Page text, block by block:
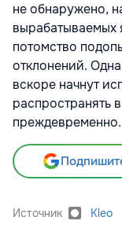
не обнаружено,
вырабатываемых
потомство
отклонений.
вскоре начнут
распространять
преждевременно.
Источник Kleo